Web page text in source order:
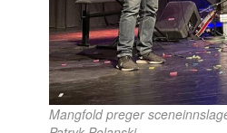
Mangfold preger